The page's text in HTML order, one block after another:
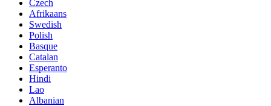
Czech
Afrikaans
Swedish
Polish
Basque
Catalan
Esperanto
Hindi
Lao
Albanian